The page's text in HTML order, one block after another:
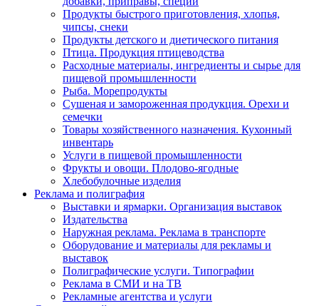
Продукты быстрого приготовления, хлопья,
чипсы, снеки
Продукты детского и диетического питания
Птица. Продукция птицеводства
Расходные материалы, ингредиенты и сырье для
пищевой промышленности
Рыба. Морепродукты
Сушеная и замороженная продукция. Орехи и
семечки
Товары хозяйственного назначения. Кухонный
инвентарь
Услуги в пищевой промышленности
Фрукты и овощи. Плодово-ягодные
Хлебобулочные изделия
Реклама и полиграфия
Выставки и ярмарки. Организация выставок
Издательства
Наружная реклама. Реклама в транспорте
Оборудование и материалы для рекламы и
выставок
Полиграфические услуги. Типографии
Реклама в СМИ и на ТВ
Рекламные агентства и услуги